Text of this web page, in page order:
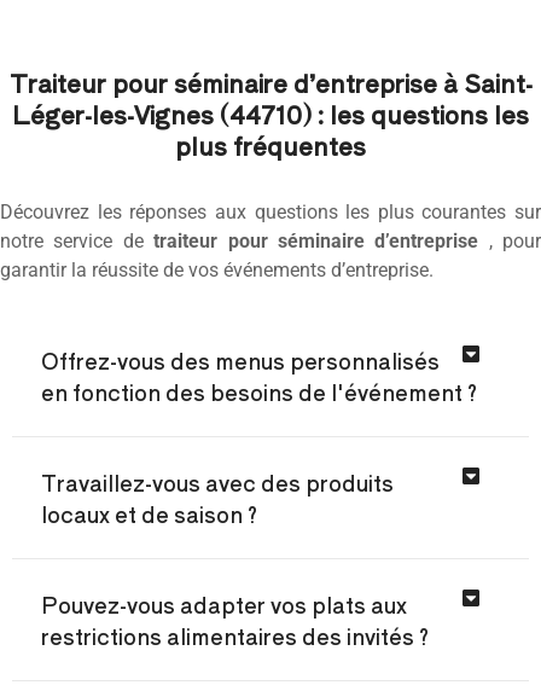
Découvrez les réponses aux questions les plus courantes sur
notre service detraiteur pour séminaire d’entreprise , pour
garantir la réussite de vos événements d’entreprise.
Traiteur pour séminaire d’entreprise à Saint-
Léger-les-Vignes (44710) : les questions les
plus fréquentes
Offrez-vous des menus personnalisés
en fonction des besoins de l'événement ?
Travaillez-vous avec des produits
locaux et de saison ?
Pouvez-vous adapter vos plats aux
restrictions alimentaires des invités ?